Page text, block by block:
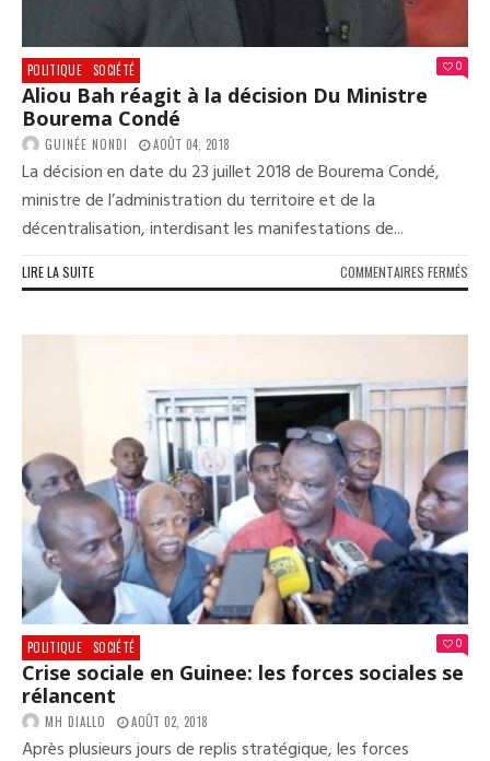
POLITIQUE SOCIÉTÉ 0
Aliou Bah réagit à la décision Du Ministre
Bourema Condé
GUINÉE NONDI AOÛT 04, 2018
La décision en date du 23 juillet 2018 de Bourema Condé,
ministre de l’administration du territoire et de la
décentralisation, interdisant les manifestations de...
LIRE LA SUITE COMMENTAIRES FERMÉS
POLITIQUE SOCIÉTÉ 0
Crise sociale en Guinee: les forces sociales se
rélancent
MH DIALLO AOÛT 02, 2018
Après plusieurs jours de replis stratégique, les forces